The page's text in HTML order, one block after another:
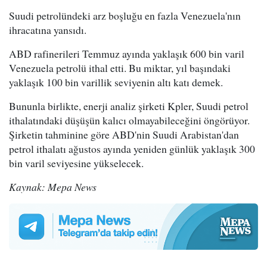
Suudi petrolündeki arz boşluğu en fazla Venezuela'nın
ihracatına yansıdı.
ABD rafinerileri Temmuz ayında yaklaşık 600 bin varil
Venezuela petrolü ithal etti. Bu miktar, yıl başındaki
yaklaşık 100 bin varillik seviyenin altı katı demek.
Bununla birlikte, enerji analiz şirketi Kpler, Suudi petrol
ithalatındaki düşüşün kalıcı olmayabileceğini öngörüyor.
Şirketin tahminine göre ABD'nin Suudi Arabistan'dan
petrol ithalatı ağustos ayında yeniden günlük yaklaşık 300
bin varil seviyesine yükselecek.
Kaynak: Mepa News